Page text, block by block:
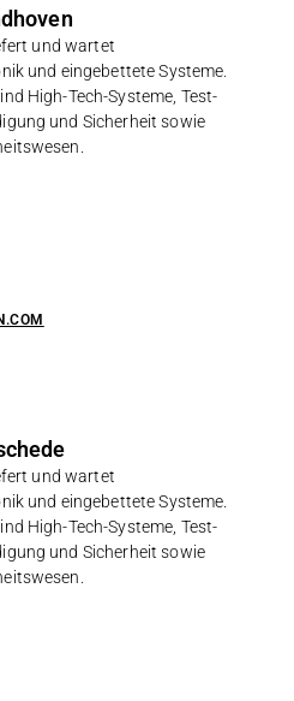
und wartet
und eingebettete Systeme.
High-Tech-Systeme, Test-
und Sicherheit sowie
und wartet
und eingebettete Systeme.
High-Tech-Systeme, Test-
und Sicherheit sowie